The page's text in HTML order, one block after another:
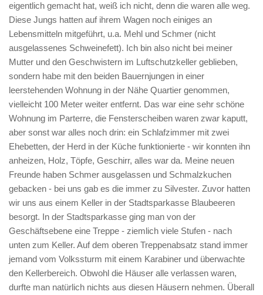
eigentlich gemacht hat, weiß ich nicht, denn die waren alle weg.
Diese Jungs hatten auf ihrem Wagen noch einiges an
Lebensmitteln mitgeführt, u.a. Mehl und Schmer (nicht
ausgelassenes Schweinefett). Ich bin also nicht bei meiner
Mutter und den Geschwistern im Luftschutzkeller geblieben,
sondern habe mit den beiden Bauernjungen in einer
leerstehenden Wohnung in der Nähe Quartier genommen,
vielleicht 100 Meter weiter entfernt. Das war eine sehr schöne
Wohnung im Parterre, die Fensterscheiben waren zwar kaputt,
aber sonst war alles noch drin: ein Schlafzimmer mit zwei
Ehebetten, der Herd in der Küche funktionierte - wir konnten ihn
anheizen, Holz, Töpfe, Geschirr, alles war da. Meine neuen
Freunde haben Schmer ausgelassen und Schmalzkuchen
gebacken - bei uns gab es die immer zu Silvester. Zuvor hatten
wir uns aus einem Keller in der Stadtsparkasse Blaubeeren
besorgt. In der Stadtsparkasse ging man von der
Geschäftsebene eine Treppe - ziemlich viele Stufen - nach
unten zum Keller. Auf dem oberen Treppenabsatz stand immer
jemand vom Volkssturm mit einem Karabiner und überwachte
den Kellerbereich. Obwohl die Häuser alle verlassen waren,
durfte man natürlich nichts aus diesen Häusern nehmen. Überall